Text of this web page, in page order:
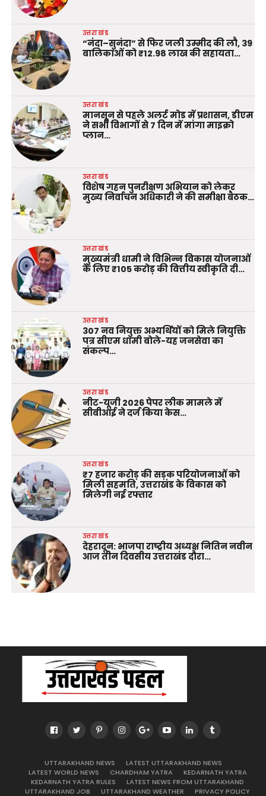
उत्तराखंड
“नंदा–सुनंदा” से फिर जली उम्मीद की लौ, 39
बालिकाओं को ₹12.98 लाख की सहायता…
उत्तराखंड
मानसून से पहले अलर्ट मोड में प्रशासन, डीएम
ने सभी विभागों से 7 दिन में मांगा माइक्रो
प्लान…
उत्तराखंड
विशेष गहन पुनरीक्षण अभियान को लेकर
मुख्य निर्वाचन अधिकारी ने की समीक्षा बैठक…
उत्तराखंड
मुख्यमंत्री धामी ने विभिन्न विकास योजनाओं
के लिए ₹105 करोड़ की वित्तीय स्वीकृति दी…
उत्तराखंड
307 नव नियुक्त अभ्यर्थियों को मिले नियुक्ति
पत्र सीएम धामी बोले-यह जनसेवा का
संकल्प…
उत्तराखंड
नीट-यूजी 2026 पेपर लीक मामले में
सीबीआई ने दर्ज किया केस…
उत्तराखंड
₹7 हजार करोड़ की सड़क परियोजनाओं को
मिली सहमति, उत्तराखंड के विकास को
मिलेगी नई रफ्तार
उत्तराखंड
देहरादून: भाजपा राष्ट्रीय अध्यक्ष नितिन नवीन
आज तीन दिवसीय उत्तराखंड दौरा…
UTTARAKHAND NEWS
LATEST UTTARAKHAND NEWS
LATEST WORLD NEWS
CHARDHAM YATRA
KEDARNATH YATRA
KEDARNATH YATRA RULES
LATEST NEWS FROM UTTARAKHAND
UTTARAKHAND JOB
UTTARAKHAND WEATHER
PRIVACY POLICY